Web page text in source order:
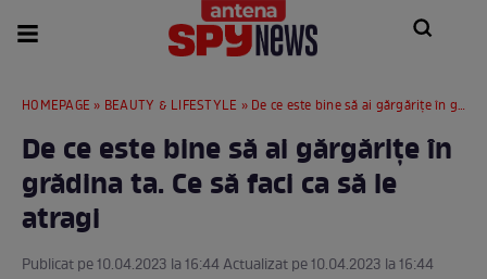
HOMEPAGE » BEAUTY & LIFESTYLE » De ce este bine să ai gărgărițe în grădina ta. Ce să faci ca să le atragi
De ce este bine să ai gărgărițe în
grădina ta. Ce să faci ca să le
atragi
Publicat pe 10.04.2023 la 16:44 Actualizat pe 10.04.2023 la 16:44